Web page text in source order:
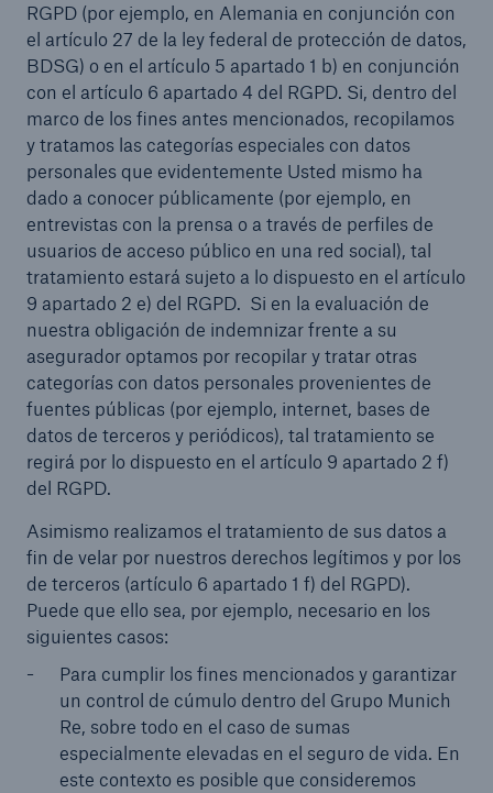
RGPD (por ejemplo, en Alemania en conjunción con
el artículo 27 de la ley federal de protección de datos,
BDSG) o en el artículo 5 apartado 1 b) en conjunción
con el artículo 6 apartado 4 del RGPD. Si, dentro del
marco de los fines antes mencionados, recopilamos
y tratamos las categorías especiales con datos
personales que evidentemente Usted mismo ha
dado a conocer públicamente (por ejemplo, en
entrevistas con la prensa o a través de perfiles de
usuarios de acceso público en una red social), tal
tratamiento estará sujeto a lo dispuesto en el artículo
9 apartado 2 e) del RGPD. Si en la evaluación de
nuestra obligación de indemnizar frente a su
asegurador optamos por recopilar y tratar otras
categorías con datos personales provenientes de
fuentes públicas (por ejemplo, internet, bases de
datos de terceros y periódicos), tal tratamiento se
regirá por lo dispuesto en el artículo 9 apartado 2 f)
del RGPD.
Asimismo realizamos el tratamiento de sus datos a
fin de velar por nuestros derechos legítimos y por los
de terceros (artículo 6 apartado 1 f) del RGPD).
Puede que ello sea, por ejemplo, necesario en los
siguientes casos:
Para cumplir los fines mencionados y garantizar
un control de cúmulo dentro del Grupo Munich
Re, sobre todo en el caso de sumas
especialmente elevadas en el seguro de vida. En
este contexto es posible que consideremos